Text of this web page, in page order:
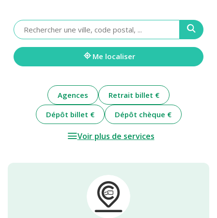
Veuillez
renseigner
une
adresse
Me localiser
Agences
Retrait billet €
Dépôt billet €
Dépôt chèque €
Voir plus de services